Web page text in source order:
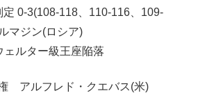
0-3(108-118、110-116、109-
マジン(ロシア)
ルター級王座陥落
アルフレド・クエバス(米)